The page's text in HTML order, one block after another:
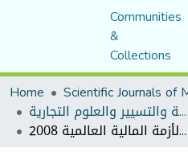
Communities
&
Collections
Home
مجلة العلوم الاقتصادية والتسيير والعلوم التجارية
دور المشتقات المالية في إدارة المخاطر والحد من الأزمات- إشارة إلى الأزمة المالية العالمية 2008